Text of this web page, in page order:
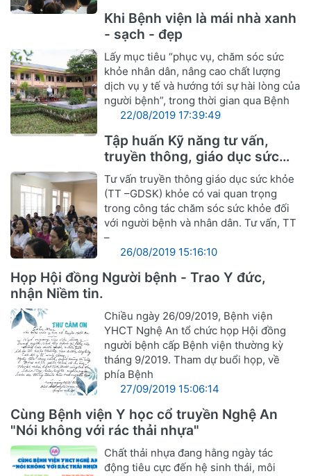
Khi Bệnh viện là mái nhà xanh
- sạch - đẹp
Lấy mục tiêu “phục vụ, chăm sóc sức
khỏe nhân dân, nâng cao chất lượng
dịch vụ y tế và hướng tới sự hài lòng của
người bệnh”, trong thời gian qua Bệnh
22/08/2019 17:39:49
Tập huấn Kỹ năng tư vấn,
truyền thông, giáo dục sức
khỏe
Tư vấn truyền thông giáo dục sức khỏe
(TT –GDSK) khỏe có vai quan trọng
trong công tác chăm sóc sức khỏe đối
với người bệnh và nhân dân. Tư vấn, TT
–
26/08/2019 15:16:10
Họp Hội đồng Người bệnh - Trao Y đức,
nhận Niềm tin.
Chiều ngày 26/09/2019, Bệnh viện
YHCT Nghệ An tổ chức họp Hội đồng
người bệnh cấp Bệnh viện thường kỳ
tháng 9/2019. Tham dự buổi họp, về
phía Bệnh
27/09/2019 15:06:14
Cùng Bệnh viện Y học cổ truyền Nghệ An
"Nói không với rác thải nhựa"
Chất thải nhựa đang hằng ngày tác
động tiêu cực đến hệ sinh thái, môi